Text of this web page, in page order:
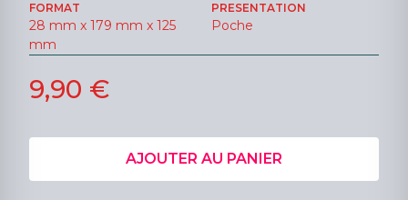
FORMAT
28 mm x 179 mm x 125
mm
PRESENTATION
Poche
9,90 €
AJOUTER AU PANIER